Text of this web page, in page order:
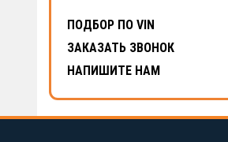
ПОДБОР ПО VIN
ЗАКАЗАТЬ ЗВОНОК
НАПИШИТЕ НАМ